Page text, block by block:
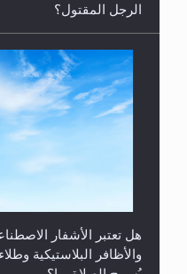
يُسمح الصلاة بها؟
هل يُحسب حول الزكاة وفق